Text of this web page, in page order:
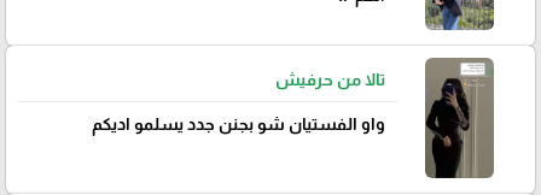
تالا من حرفيش
واو الفستيان شو بجنن جدد يسلمو اديكم